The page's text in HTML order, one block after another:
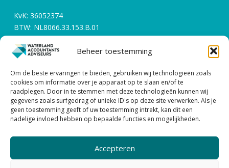
Beheer toestemming
Om de beste ervaringen te bieden, gebruiken wij technologieën zoals
cookies om informatie over je apparaat op te slaan en/of te
raadplegen. Door in te stemmen met deze technologieën kunnen wij
gegevens zoals surfgedrag of unieke ID's op deze site verwerken. Als je
geen toestemming geeft of uw toestemming intrekt, kan dit een
nadelige invloed hebben op bepaalde functies en mogelijkheden.
Accepteren
KvK: 36052374
BTW: NL8066.33.153.B.01
Openingstijden
Werkdagen tussen 08:00 en 17:00
Contact
0299 – 43 45 61